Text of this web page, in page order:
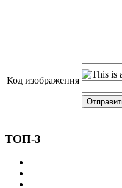
Код изображения
ТОП-3